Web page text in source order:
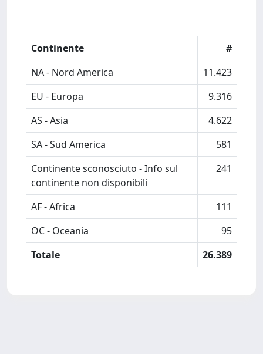
Continente
#
NA - Nord America
11.423
EU - Europa
9.316
AS - Asia
4.622
SA - Sud America
581
Continente sconosciuto - Info sul
continente non disponibili
241
AF - Africa
111
OC - Oceania
95
Totale
26.389